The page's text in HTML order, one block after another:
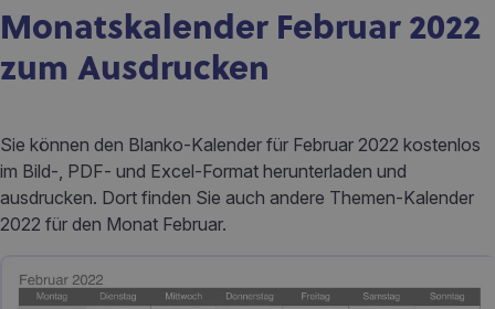
Monatskalender Februar 2022
zum Ausdrucken
Sie können den Blanko-Kalender für Februar 2022 kostenlos
im Bild-, PDF- und Excel-Format herunterladen und
ausdrucken. Dort finden Sie auch andere Themen-Kalender
2022 für den Monat Februar.